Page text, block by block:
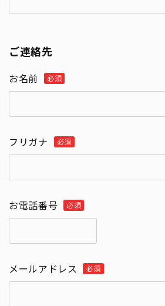
ご連絡先
お名前
フリガナ
お電話番号
メールアドレス